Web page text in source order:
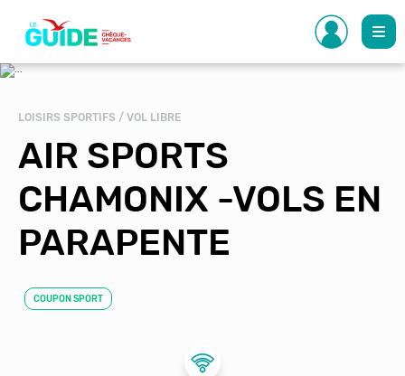
contenu
principal
LOISIRS SPORTIFS / VOL LIBRE
AIR SPORTS
CHAMONIX -VOLS EN
PARAPENTE
COUPON SPORT